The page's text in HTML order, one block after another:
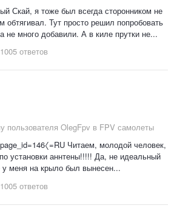
Скай, я тоже был всегда сторонником не
обтягивал. Тут просто решил попробовать
не много добавили. А в киле прутки не...
1005 ответов
пользователя OlegFpv в FPV самолеты
Читаем, молодой человек,
установки аннтены!!!!! Да, не идеальный
у меня на крыло был вынесен...
1005 ответов